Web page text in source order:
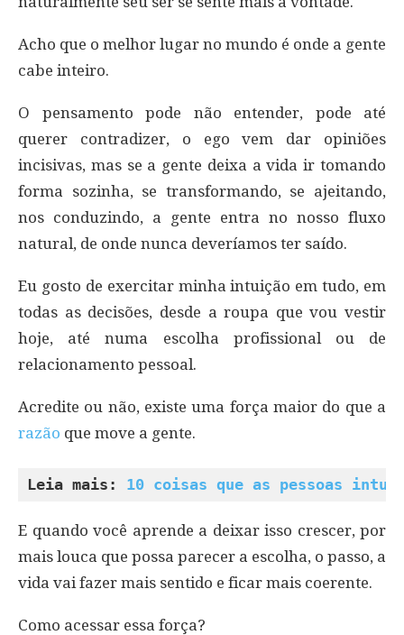
Acho que o melhor lugar no mundo é onde a gente
cabe inteiro.
O pensamento pode não entender, pode até
querer contradizer, o ego vem dar opiniões
incisivas, mas se a gente deixa a vida ir tomando
forma sozinha, se transformando, se ajeitando,
nos conduzindo, a gente entra no nosso fluxo
natural, de onde nunca deveríamos ter saído.
Eu gosto de exercitar minha intuição em tudo, em
todas as decisões, desde a roupa que vou vestir
hoje, até numa escolha profissional ou de
relacionamento pessoal.
Acredite ou não, existe uma força maior do que a
razão que move a gente.
Leia mais: 10 coisas que as pessoas
E quando você aprende a deixar isso crescer, por
mais louca que possa parecer a escolha, o passo, a
vida vai fazer mais sentido e ficar mais coerente.
Como acessar essa força?